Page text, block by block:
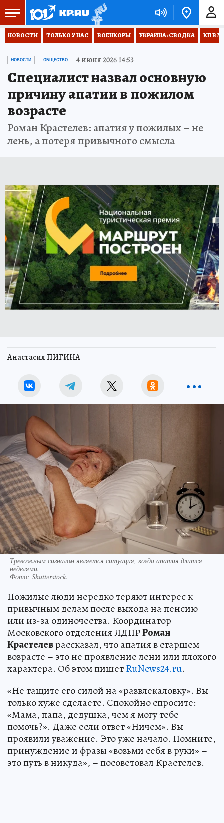
НОВОСТИ ТОЛЬКО У НАС ВОЕНКОРЫ УКРАИНА: СВОДКА КП В
НОВОСТИ ОБЩЕСТВО 4 июня 2026 14:53
Специалист назвал основную
причину апатии в пожилом
возрасте
Роман Крастелев: апатия у пожилых – не
лень, а потеря привычного смысла
Анастасия ПИГИНА
Тревожным сигналом является ситуация, когда апатия длится
неделями.
Фото: Shutterstock.
Пожилые люди нередко теряют интерес к
привычным делам после выхода на пенсию
или из-за одиночества. Координатор
Московского отделения ЛДПРРоман
Крастелеврассказал, что апатия в старшем
возрасте – это не проявление лени или плохого
характера. Об этом пишетRuNews24.ru.
«Не тащите его силой на «развлекаловку». Вы
только хуже сделаете. Спокойно спросите:
«Мама, папа, дедушка, чем я могу тебе
помочь?». Даже если ответ «Ничем». Вы
проявили уважение. Это уже начало. Помните,
принуждение и фразы «возьми себя в руки» –
это путь в никуда», – посоветовал Крастелев.